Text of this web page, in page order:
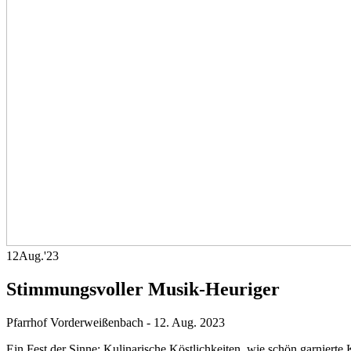
12Aug.'23
Stimmungsvoller Musik-Heuriger
Pfarrhof Vorderweißenbach - 12. Aug. 2023